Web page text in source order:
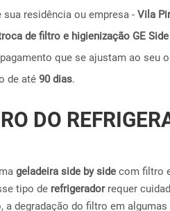
residência ou empresa - Vila
de filtro e higienização GE Side
que se ajustam ao seu
de até 90 dias.
DO
geladeira side by side com filtro
tipo de refrigeradorrequer
a degradação do filtro em